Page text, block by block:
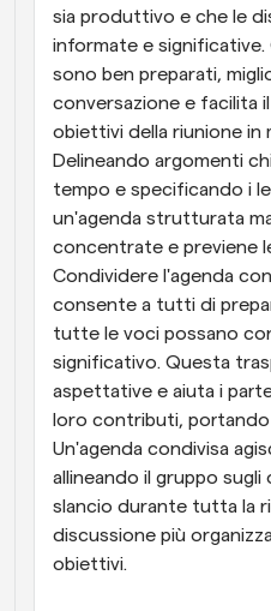
sia produttivo e che le
informate e
sono ben preparati,
conversazione e facilita
obiettivi della riunione
Delineando argomenti
tempo e specificando i
un'agenda strutturata
concentrate e previene
Condividere l'agenda
consente a tutti di
tutte le voci possano
significativo. Questa
aspettative e aiuta i
loro contributi,
Un'agenda condivisa
allineando il gruppo
slancio durante tutta la
discussione più
obiettivi.